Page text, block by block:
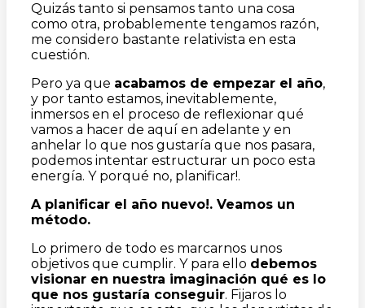
Quizás tanto si pensamos tanto una cosa
como otra, probablemente tengamos razón,
me considero bastante relativista en esta
cuestión.
Pero ya que acabamos de empezar el año,
y por tanto estamos, inevitablemente,
inmersos en el proceso de reflexionar qué
vamos a hacer de aquí en adelante y en
anhelar lo que nos gustaría que nos pasara,
podemos intentar estructurar un poco esta
energía. Y porqué no, planificar!.
A planificar el año nuevo!. Veamos un
método.
Lo primero de todo es marcarnos unos
objetivos que cumplir. Y para ello debemos
visionar en nuestra imaginación qué es lo
que nos gustaría conseguir. Fijaros lo